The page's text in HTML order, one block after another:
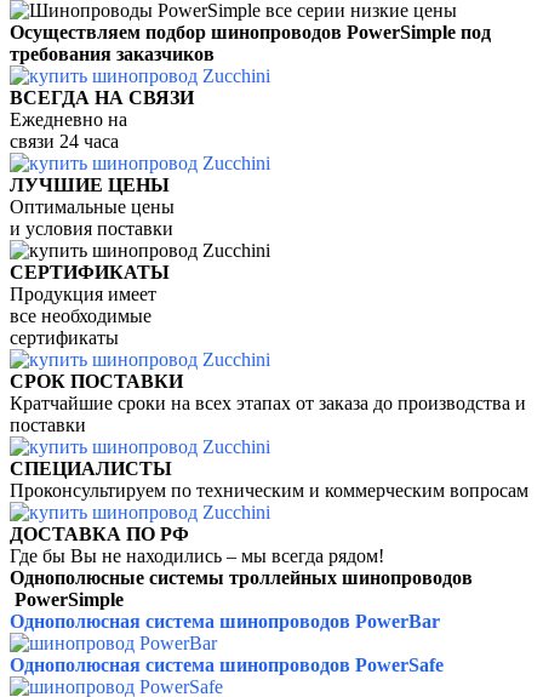
Осуществляем подбор шинопроводов PowerSimple под
требования заказчиков
ВСЕГДА НА СВЯЗИ
Ежедневно на
связи 24 часа
ЛУЧШИЕ ЦЕНЫ
Оптимальные цены
и условия поставки
СЕРТИФИКАТЫ
Продукция имеет
все необходимые
сертификаты
СРОК ПОСТАВКИ
Кратчайшие сроки на всех этапах от заказа до производства и
поставки
СПЕЦИАЛИСТЫ
Проконсультируем по техническим и коммерческим вопросам
ДОСТАВКА ПО РФ
Где бы Вы не находились – мы всегда рядом!
Однополюсные системы троллейных шинопроводов
PowerSimple
Однополюсная система шинопроводов PowerBar
Однополюсная система шинопроводов PowerSafe